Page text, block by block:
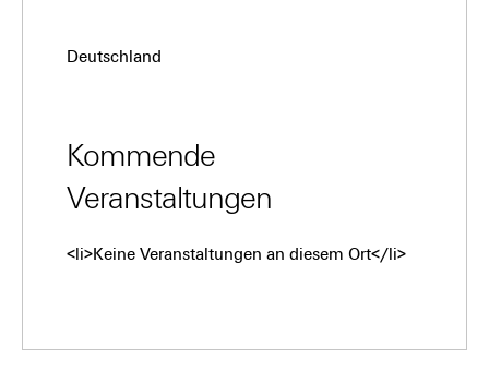
Deutschland
Kommende
Veranstaltungen
<li>Keine Veranstaltungen an diesem Ort</li>